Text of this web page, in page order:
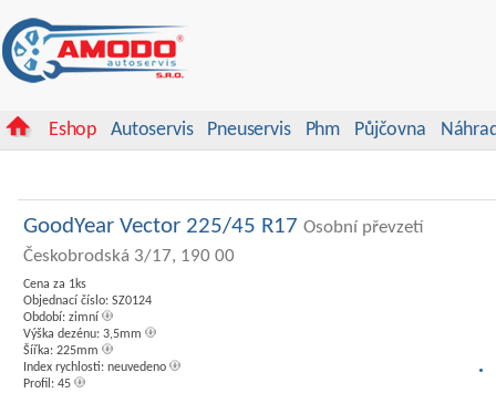
Eshop Autoservis Pneuservis Phm Půjčovna
GoodYear Vector 225/45 R17 Osobní převzetí
Českobrodská 3/17, 190 00
Cena za 1ks
Objednací číslo: SZ0124
Období: zimní
Výška dezénu: 3,5mm
Šířka: 225mm
Index rychlosti: neuvedeno
Profil: 45